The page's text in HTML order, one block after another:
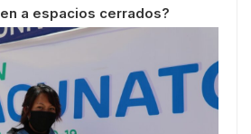
a espacios cerrados?